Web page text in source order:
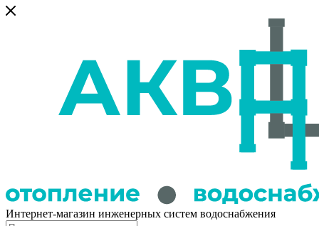
Интернет-магазин инженерных систем водоснабжения